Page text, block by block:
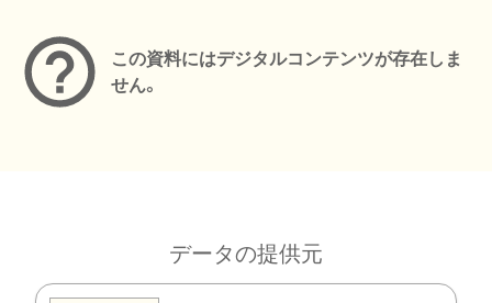
この資料にはデジタルコンテンツが存在しま
せん。
データの提供元